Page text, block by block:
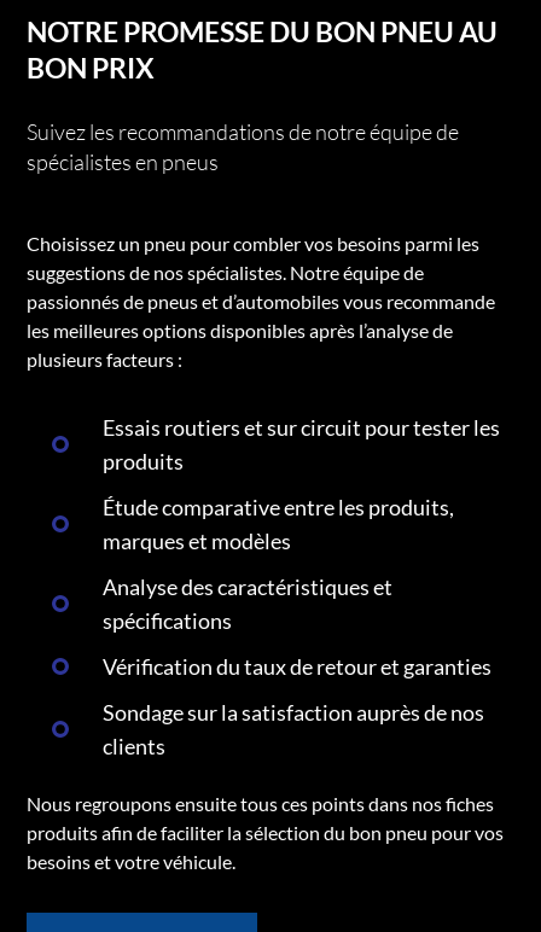
NOTRE PROMESSE DU BON PNEU AU
BON PRIX
Suivez les recommandations de notre équipe de
spécialistes en pneus
Choisissez un pneu pour combler vos besoins parmi les
suggestions de nos spécialistes. Notre équipe de
passionnés de pneus et d’automobiles vous recommande
les meilleures options disponibles après l’analyse de
plusieurs facteurs :
Essais routiers et sur circuit pour tester les
produits
Étude comparative entre les produits,
marques et modèles
Analyse des caractéristiques et
spécifications
Vérification du taux de retour et garanties
Sondage sur la satisfaction auprès de nos
clients
Nous regroupons ensuite tous ces points dans nos fiches
produits afin de faciliter la sélection du bon pneu pour vos
besoins et votre véhicule.